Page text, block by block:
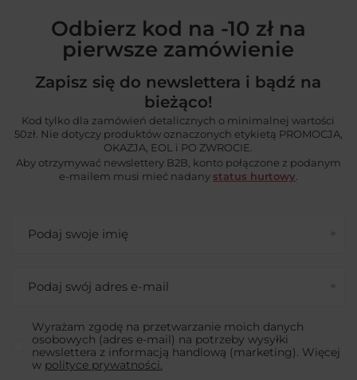
Odbierz kod na -10 zł na
pierwsze zamówienie
Zapisz się do newslettera i bądź na
bieżąco!
Kod tylko dla zamówień detalicznych o minimalnej wartości
50zł. Nie dotyczy produktów oznaczonych etykietą PROMOCJA,
OKAZJA, EOL i PO ZWROCIE.
Aby otrzymywać newslettery B2B, konto połączone z podanym
e-mailem musi mieć nadany status hurtowy.
Podaj swoje imię
Podaj swój adres e-mail
Wyrażam zgodę na przetwarzanie moich danych
osobowych (adres e-mail) na potrzeby wysyłki
newslettera z informacją handlową (marketing). Więcej
w polityce prywatności.